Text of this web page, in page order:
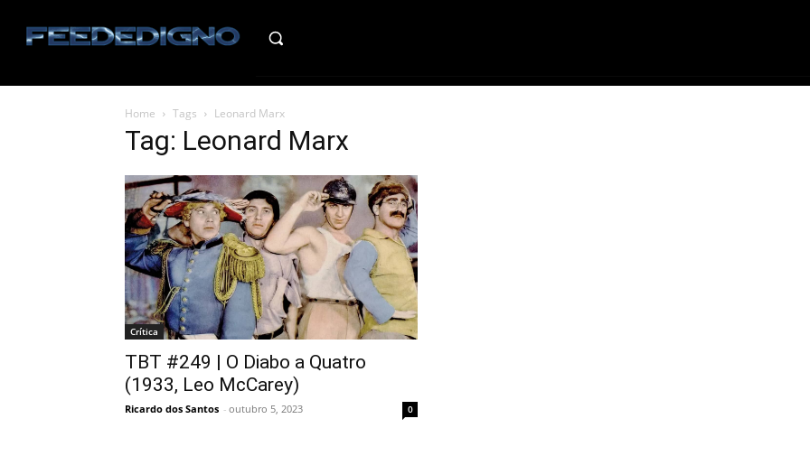
Home Tags Leonard Marx
Tag: Leonard Marx
Crítica
TBT #249 | O Diabo a Quatro
(1933, Leo McCarey)
Ricardo dos Santos - outubro 5, 2023 0